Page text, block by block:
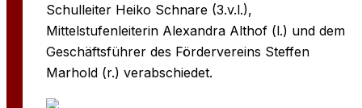
Schulleiter Heiko Schnare (3.v.l.),
Mittelstufenleiterin Alexandra Althof (l.) und dem
Geschäftsführer des Fördervereins Steffen
Marhold (r.) verabschiedet.